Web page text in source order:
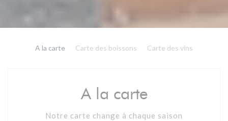
A la carte Carte des boissons Carte des vins
A la carte
Notre carte change à chaque saison